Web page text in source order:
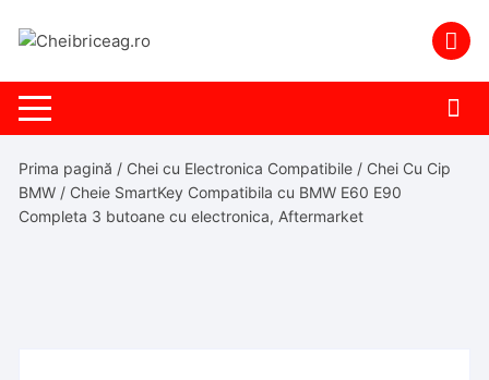
Prima pagină / Chei cu Electronica Compatibile / Chei Cu Cip
BMW / Cheie SmartKey Compatibila cu BMW E60 E90
Completa 3 butoane cu electronica, Aftermarket